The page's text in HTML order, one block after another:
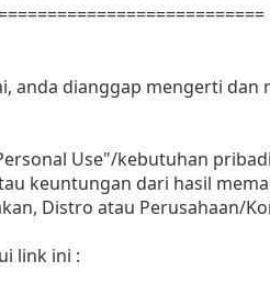
anda dianggap mengerti dan
Use"/kebutuhan
keuntungan dari hasil
Distro atau Perusahaan/
link ini :